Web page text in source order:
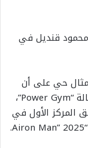
محمود قنديل في
حي على أن
التفاني والمثابرة يحققان الإنجازات. صاحب صالة “Power Gym”،
المركز الأول في